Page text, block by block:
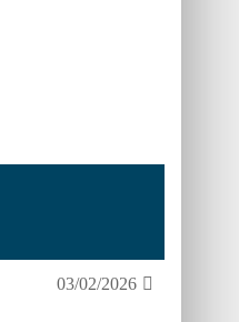
03/02/2026